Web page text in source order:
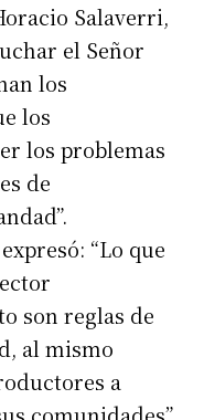
Salaverri,
el Señor
los
los
los problemas
de
“Lo que
son reglas de
al mismo
a